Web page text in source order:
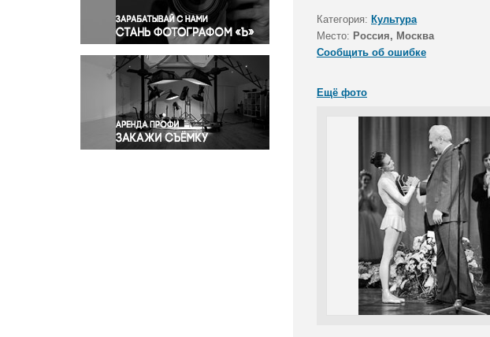
Происшествия и конфликты
Религия
Светская жизнь
Спорт
Экология
Экономика и бизнес
Категория: Культура
Место: Россия, Москва
Сообщить об ошибке
Ещё фото